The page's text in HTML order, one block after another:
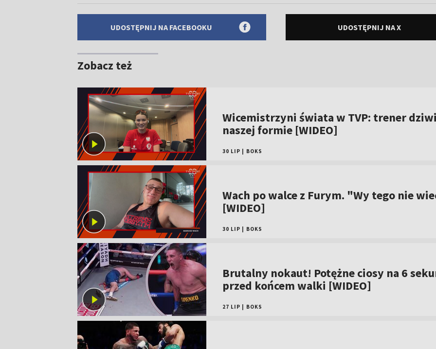
UDOSTĘPNIJ NA FACEBOOKU UDOSTĘPNIJ NA X
Zobacz też
Wicemistrzyni świata w TVP: trener
naszej formie [WIDEO]
30 LIP BOKS
Wach po walce z Furym. "Wy tego nie
[WIDEO]
30 LIP BOKS
Brutalny nokaut! Potężne ciosy na 6
przed końcem walki [WIDEO]
27 LIP BOKS